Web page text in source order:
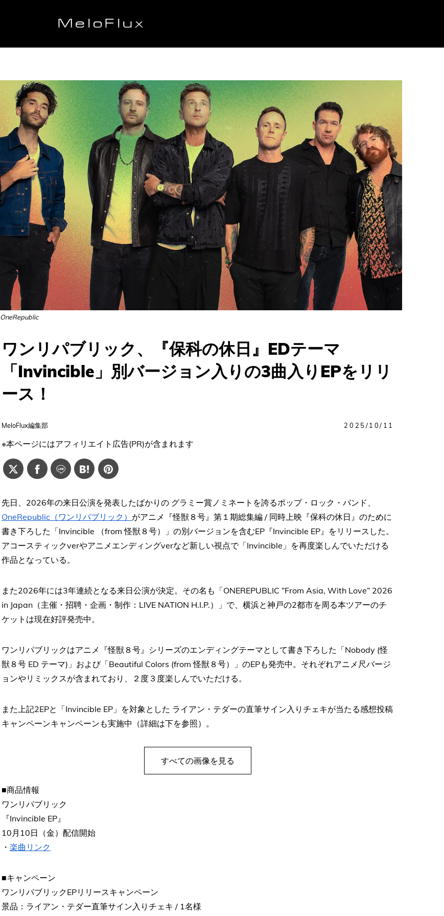
OneRepublic
ワンリパブリック、『保科の休日』EDテーマ
「Invincible」別バージョン入りの3曲入りEPをリリ
ース！
MeloFlux編集部 2025/10/11
※本ページにはアフィリエイト広告(PR)が含まれます
先日、2026年の来日公演を発表したばかりの グラミー賞ノミネートを誇るポップ・ロック・バンド、
OneRepublic（ワンリパブリック） がアニメ『怪獣８号』第１期総集編 / 同時上映『保科の休日』のために
書き下ろした「Invincible （from 怪獣８号）」の別バージョンを含むEP『Invincible EP』をリリースした。
アコースティックverやアニメエンディングverなど新しい視点で「Invincible」を再度楽しんでいただける
作品となっている。
また2026年には3年連続となる来日公演が決定。その名も「ONEREPUBLIC “From Asia, With Love” 2026
in Japan（主催・招聘・企画・制作：LIVE NATION H.I.P.）」で、横浜と神戸の2都市を周る本ツアーのチ
ケットは現在好評発売中。
ワンリパブリックはアニメ『怪獣８号』シリーズのエンディングテーマとして書き下ろした「Nobody (怪
獣８号 ED テーマ)」および「Beautiful Colors (from 怪獣８号）」のEPも発売中。それぞれアニメ尺バージ
ョンやリミックスが含まれており、２度３度楽しんでいただける。
また上記2EPと「Invincible EP」を対象とした ライアン・テダーの直筆サイン入りチェキが当たる感想投稿
キャンペーンキャンペーンも実施中（詳細は下を参照）。
すべての画像を見る
■商品情報
ワンリパブリック
『Invincible EP』
10月10日（金）配信開始
・ 楽曲リンク
■キャンペーン
ワンリパブリックEPリリースキャンペーン
景品：ライアン・テダー直筆サイン入りチェキ / 1名様